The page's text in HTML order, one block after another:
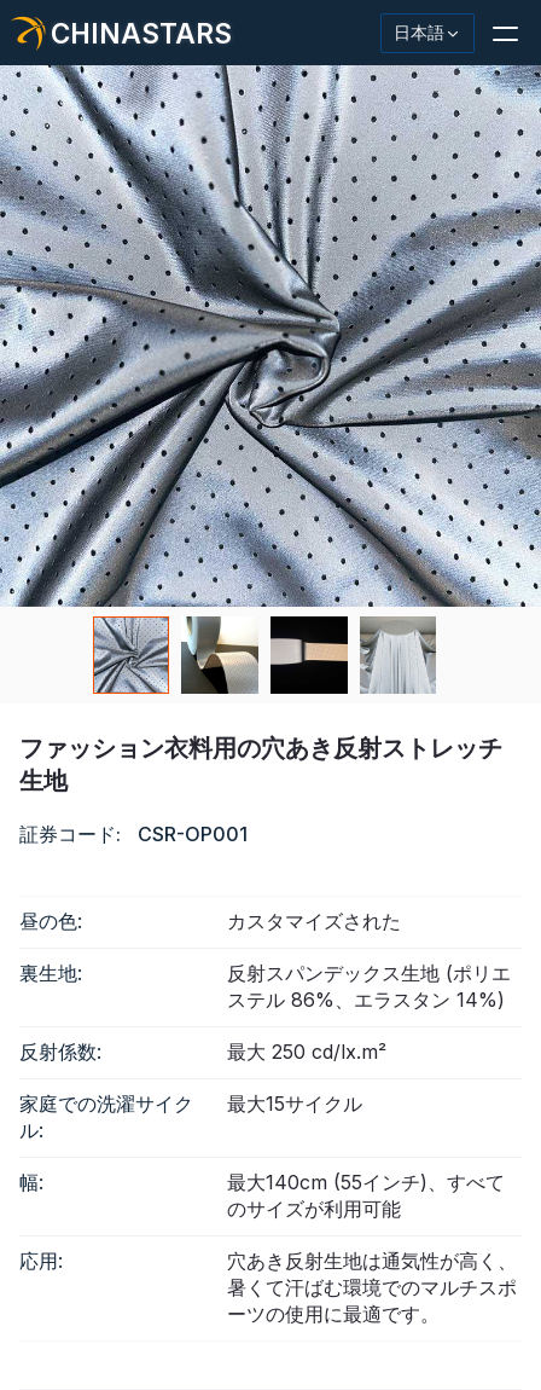
CHINASTARS 日本語
反射材・テープ
ファッション反射生地
安全服
暗闇で光る素材
工業用ウォッシュトリム
CHINASTARS について
新製品
リソース
カタログ
接触
ファッション衣料用の穴あき反射ストレッチ
生地
証券コード: CSR-OP001
昼の色: カスタマイズされた
裏生地:
反射スパンデックス生地 (ポリエ
ステル 86%、エラスタン 14%)
反射係数: 最大 250 cd/lx.m²
家庭での洗濯サイク
ル:
最大15サイクル
幅:
最大140cm (55インチ)、すべて
のサイズが利用可能
応用:
穴あき反射生地は通気性が高く、
暑くて汗ばむ環境でのマルチスポ
ーツの使用に最適です。